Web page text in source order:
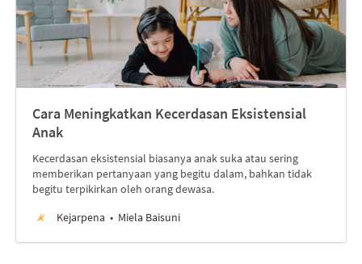
Cara Meningkatkan Kecerdasan Eksistensial
Anak
Kecerdasan eksistensial biasanya anak suka atau sering
memberikan pertanyaan yang begitu dalam, bahkan tidak
begitu terpikirkan oleh orang dewasa.
Kejarpena
Miela Baisuni